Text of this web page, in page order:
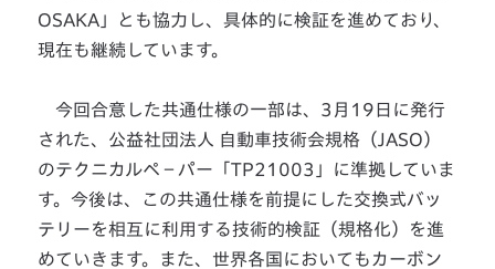
OSAKA」とも協力し、具体的に検証を進めており、
現在も継続しています。
今回合意した共通仕様の一部は、3月19日に発行
された、公益社団法人 自動車技術会規格（JASO）
のテクニカルペ－パー「TP21003」に準拠していま
す。今後は、この共通仕様を前提にした交換式バッ
テリーを相互に利用する技術的検証（規格化）を進
めていきます。また、世界各国においてもカーボン